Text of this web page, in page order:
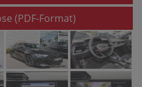
(PDF-Format)